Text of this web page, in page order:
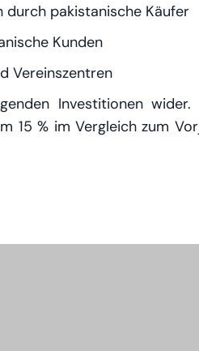
durch pakistanische Käufer
Kunden
Vereinszentren
Investitionen
15 % im Vergleich zum